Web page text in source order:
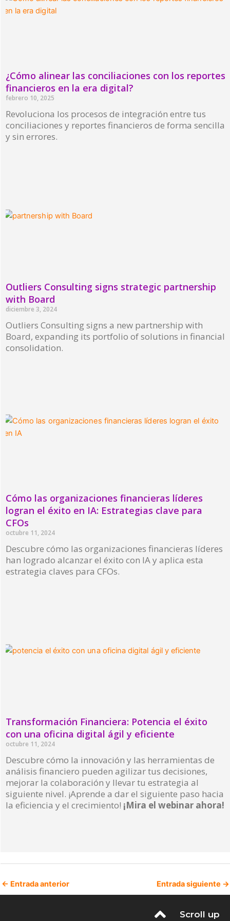
¿Cómo alinear las conciliaciones con los reportes
financieros en la era digital?
febrero 10, 2025
Revoluciona los procesos de integración entre tus
conciliaciones y reportes financieros de forma sencilla
y sin errores.
Outliers Consulting signs strategic partnership
with Board
diciembre 3, 2024
Outliers Consulting signs a new partnership with
Board, expanding its portfolio of solutions in financial
consolidation.
Cómo las organizaciones financieras líderes
logran el éxito en IA: Estrategias clave para
CFOs
octubre 11, 2024
Descubre cómo las organizaciones financieras líderes
han logrado alcanzar el éxito con IA y aplica esta
estrategia claves para CFOs.
Transformación Financiera: Potencia el éxito
con una oficina digital ágil y eficiente
octubre 11, 2024
Descubre cómo la innovación y las herramientas de
análisis financiero pueden agilizar tus decisiones,
mejorar la colaboración y llevar tu estrategia al
siguiente nivel. ¡Aprende a dar el siguiente paso hacia
la eficiencia y el crecimiento! ¡Mira el webinar ahora!
← Entrada anterior Entrada siguiente →
Scroll up